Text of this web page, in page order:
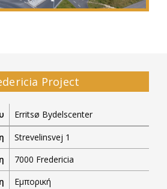
Project
Erritsø Bydelscenter
Strevelinsvej 1
7000 Fredericia
Εμπορική